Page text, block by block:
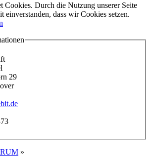
Cookies. Durch die Nutzung unserer Seite
einverstanden, dass wir Cookies setzen.
29
»